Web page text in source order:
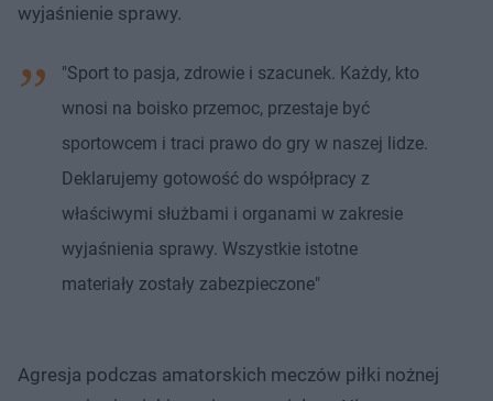
wyjaśnienie sprawy.
"Sport to pasja, zdrowie i szacunek. Każdy, kto
wnosi na boisko przemoc, przestaje być
sportowcem i traci prawo do gry w naszej lidze.
Deklarujemy gotowość do współpracy z
właściwymi służbami i organami w zakresie
wyjaśnienia sprawy. Wszystkie istotne
materiały zostały zabezpieczone"
Agresja podczas amatorskich meczów piłki nożnej